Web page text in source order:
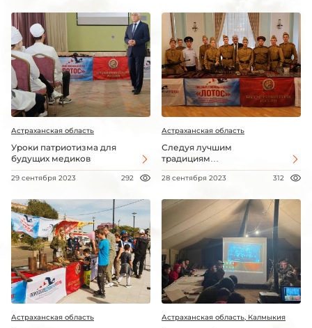
Астраханская область
Уроки патриотизма для
будущих медиков
29 сентября 2023 292
Астраханская область
Следуя лучшим
традициям…
28 сентября 2023 312
Астраханская область Астраханская область, Калмыкия